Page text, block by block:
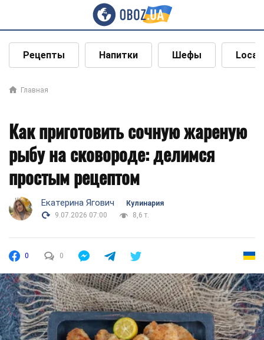
Рецепты Напитки Шефы Local
Главная
Как приготовить сочную жареную
рыбу на сковороде: делимся
простым рецептом
Екатерина Ягович
Кулинария
9.07.2026 07:00
8,6 т.
0 0